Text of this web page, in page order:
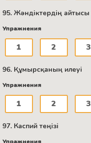
95. Жәндіктердің айтысы
Упражнения
1 2 3
96. Құмырсқаның илеуі
Упражнения
1 2 3
97. Каспий теңізі